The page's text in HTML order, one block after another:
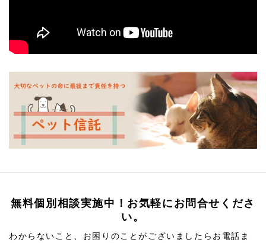
無料個別相談実施中！お気軽にお問合せくださ
い。
わからないこと、お困りのことがございましたらお電話ま